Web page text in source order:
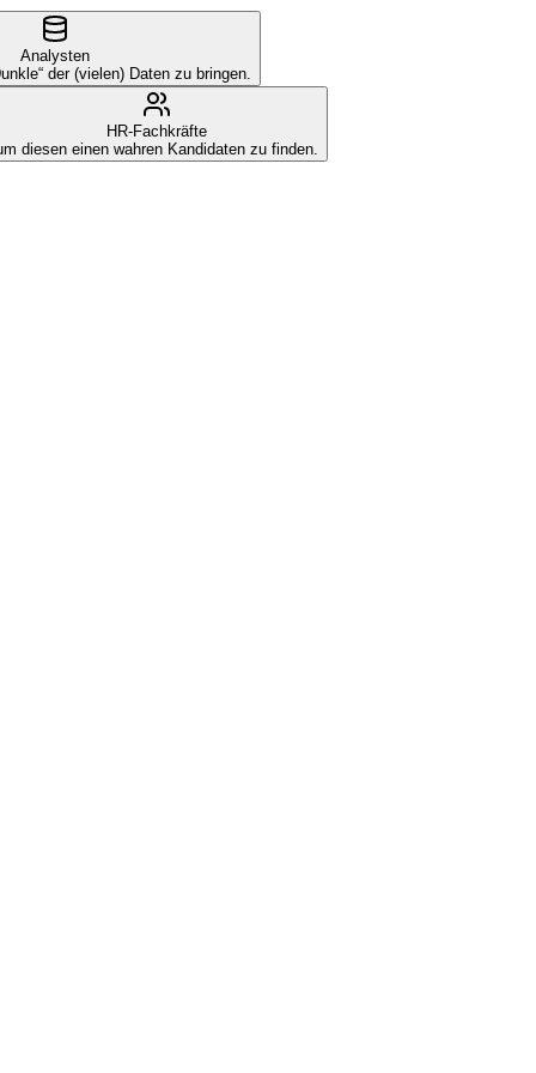
Analysten
der (vielen) Daten zu bringen.
HR-Fachkräfte
diesen einen wahren Kandidaten zu finden.